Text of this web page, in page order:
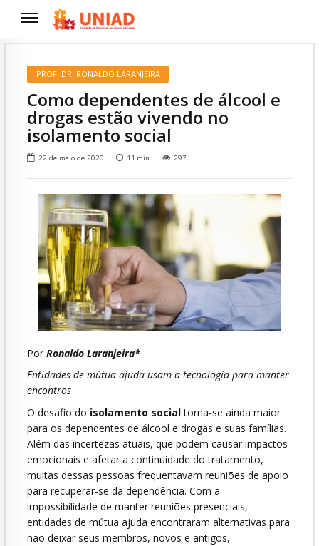
PROF. DR. RONALDO LARANJEIRA
Como dependentes de álcool e
drogas estão vivendo no
isolamento social
22 de maio de 2020 11 min 297
Por Ronaldo Laranjeira*
Entidades de mútua ajuda usam a tecnologia para manter
encontros
O desafio do isolamento socialtorna-se ainda maior
para os dependentes de álcool e drogas e suas famílias.
Além das incertezas atuais, que podem causar impactos
emocionais e afetar a continuidade do tratamento,
muitas dessas pessoas frequentavam reuniões de apoio
para recuperar-se da dependência. Com a
impossibilidade de manter reuniões presenciais,
entidades de mútua ajuda encontraram alternativas para
não deixar seus membros, novos e antigos,